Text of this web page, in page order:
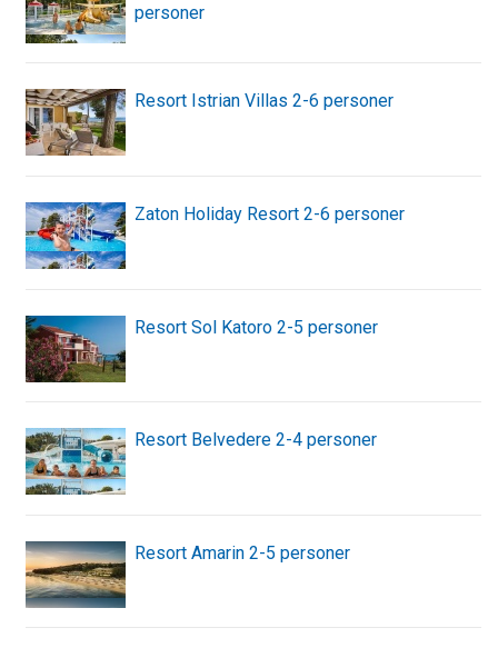
personer
Resort Istrian Villas 2-6 personer
Zaton Holiday Resort 2-6 personer
Resort Sol Katoro 2-5 personer
Resort Belvedere 2-4 personer
Resort Amarin 2-5 personer